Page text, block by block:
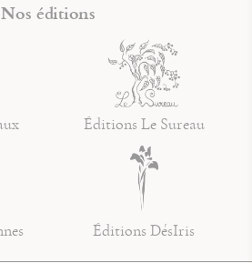
Nos éditions
Éditions Le Sureau
Éditions DésIris